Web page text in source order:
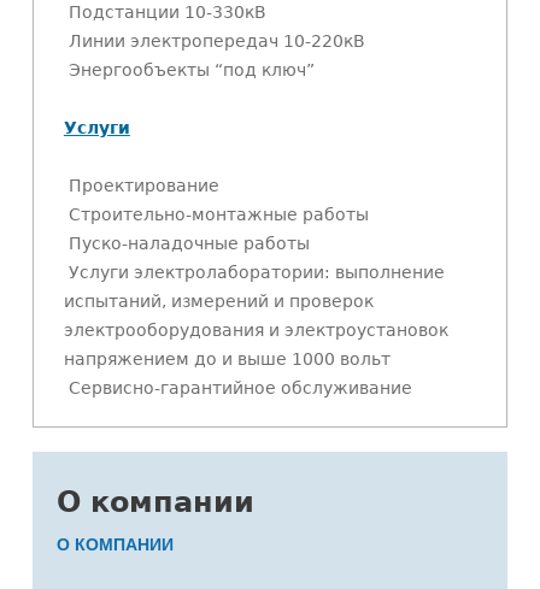
Подстанции 10-330кВ
Линии электропередач 10-220кВ
Энергообъекты “под ключ”
Услуги
Проектирование
Строительно-монтажные работы
Пуско-наладочные работы
Услуги электролаборатории: выполнение
испытаний, измерений и проверок
электрооборудования и электроустановок
напряжением до и выше 1000 вольт
Сервисно-гарантийное обслуживание
О компании
О КОМПАНИИ